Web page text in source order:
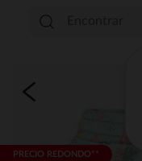
PRECIO REDONDO**